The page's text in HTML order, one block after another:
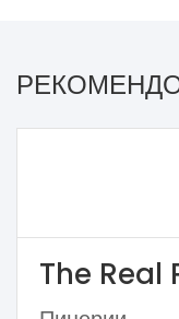
The Real